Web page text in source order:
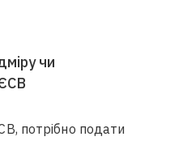
чи
потрібно подати